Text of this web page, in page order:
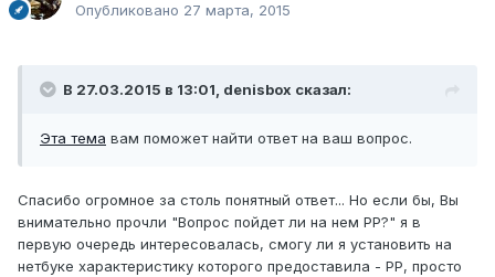
Опубликовано 27 марта, 2015
В 27.03.2015 в 13:01, denisbox сказал:
Эта тема вам поможет найти ответ на ваш вопрос.
Спасибо огромное за столь понятный ответ... Но если бы, Вы
внимательно прочли "Вопрос пойдет ли на нем РР?" я в
первую очередь интересовалась, смогу ли я установить на
нетбуке характеристику которого предоставила - РР, просто